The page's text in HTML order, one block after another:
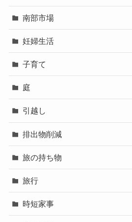
南部市場
妊婦生活
子育て
庭
引越し
排出物削減
旅の持ち物
旅行
時短家事